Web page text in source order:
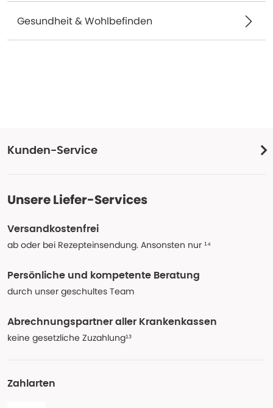
Gesundheit & Wohlbefinden
Kunden-Service
Unsere Liefer-Services
Versandkostenfrei
ab oder bei Rezepteinsendung. Ansonsten nur ¹⁴
Persönliche und kompetente Beratung
durch unser geschultes Team
Abrechnungspartner aller Krankenkassen
keine gesetzliche Zuzahlung¹³
Zahlarten